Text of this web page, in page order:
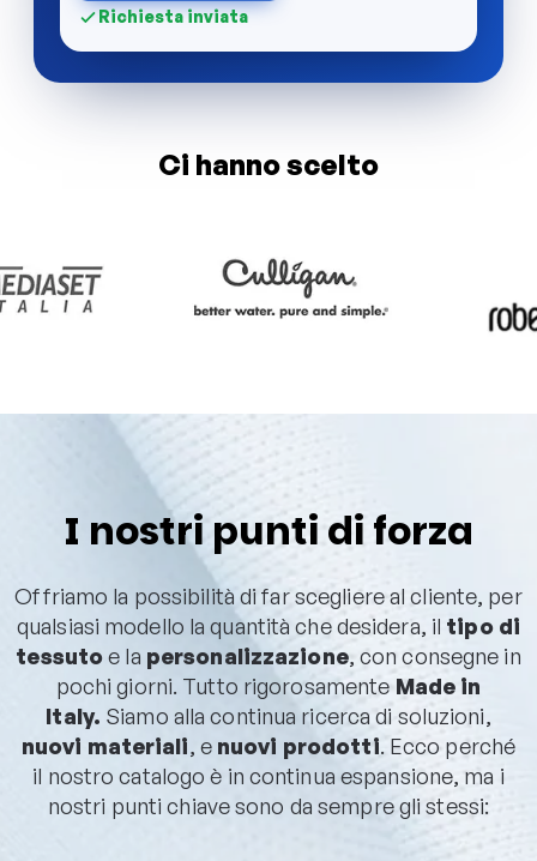
Richiesta inviata
Ci hanno scelto
I nostri punti di forza
Offriamo la possibilità di far scegliere al cliente, per
qualsiasi modello la quantità che desidera, il tipo di
tessutoe la personalizzazione, con consegne in
pochi giorni. Tutto rigorosamente Made in
Italy. Siamo alla continua ricerca di soluzioni,
nuovi materiali, e nuovi prodotti. Ecco perché
il nostro catalogo è in continua espansione, ma i
nostri punti chiave sono da sempre gli stessi: